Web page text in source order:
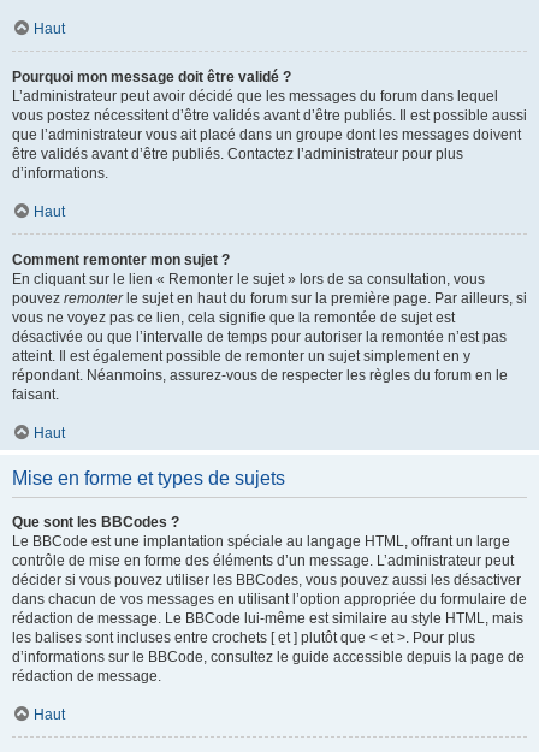
Haut
Pourquoi mon message doit être validé ?
L’administrateur peut avoir décidé que les messages du forum dans lequel
vous postez nécessitent d’être validés avant d’être publiés. Il est possible aussi
que l’administrateur vous ait placé dans un groupe dont les messages doivent
être validés avant d’être publiés. Contactez l’administrateur pour plus
d’informations.
Haut
Comment remonter mon sujet ?
En cliquant sur le lien « Remonter le sujet » lors de sa consultation, vous
pouvez remonterle sujet en haut du forum sur la première page. Par ailleurs, si
vous ne voyez pas ce lien, cela signifie que la remontée de sujet est
désactivée ou que l’intervalle de temps pour autoriser la remontée n’est pas
atteint. Il est également possible de remonter un sujet simplement en y
répondant. Néanmoins, assurez-vous de respecter les règles du forum en le
faisant.
Haut
Mise en forme et types de sujets
Que sont les BBCodes ?
Le BBCode est une implantation spéciale au langage HTML, offrant un large
contrôle de mise en forme des éléments d’un message. L’administrateur peut
décider si vous pouvez utiliser les BBCodes, vous pouvez aussi les désactiver
dans chacun de vos messages en utilisant l’option appropriée du formulaire de
rédaction de message. Le BBCode lui-même est similaire au style HTML, mais
les balises sont incluses entre crochets [ et ] plutôt que < et >. Pour plus
d’informations sur le BBCode, consultez le guide accessible depuis la page de
rédaction de message.
Haut